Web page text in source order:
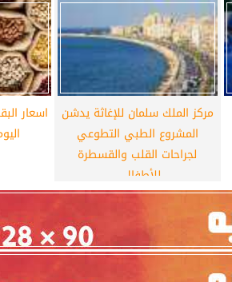
مركز الملك سلمان للإغاثة يدشن
المشروع الطبي التطوعي
لجراحات القلب والقسطرة
للأطفال...
اسعار
اليوم